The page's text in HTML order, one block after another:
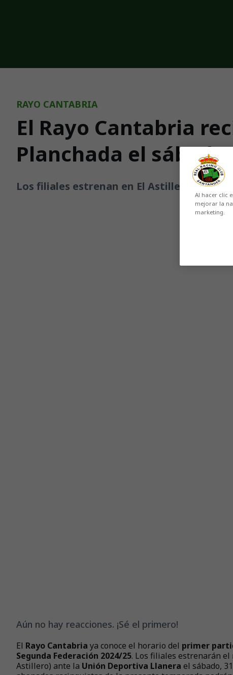
Skip to main content
RAYO CANTABRIA
El Rayo Cantabria
Planchada el
Los filiales estrenan en El Astillero el
Aún no hay reacciones. ¡Sé el primero!
El Rayo Cantabria ya conoce el horario del primer
Segunda Federación 2024/25. Los filiales estrenarán el
Astillero) ante la Unión Deportiva Llanera el sábado,
Al hacer clic
mejorar la
marketing.